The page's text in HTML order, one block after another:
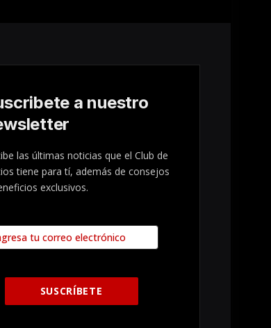
a nuestro
las últimas noticias que el Club de
tiene para tí, además de consejos
exclusivos.